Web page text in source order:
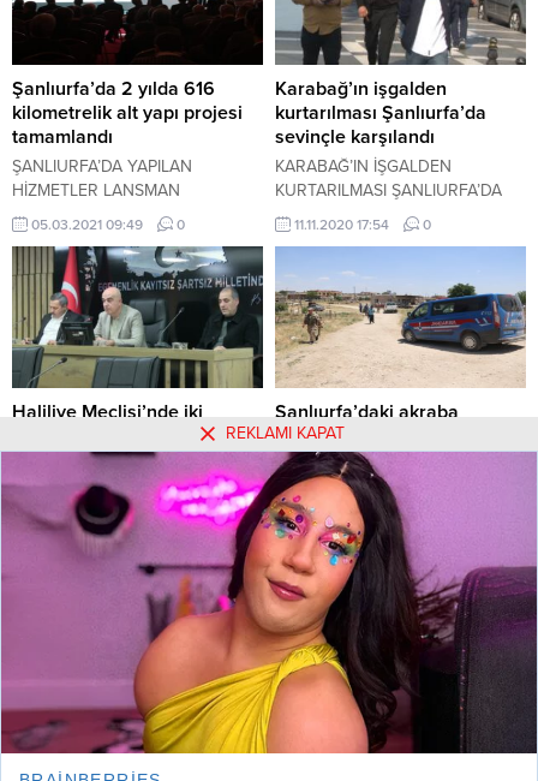
olarak Tasavvuf Müziği Konseri
düzenlendi. Şanlıurfa’nın sevilen
tasavvuf gruplarından olan Grup
Dergâh Üyelerinin Balıklıgöl Amfi
Tiyatroda verdiği...
Şanlıurfa’da 2 yılda 616
kilometrelik alt yapı projesi
tamamlandı
ŞANLIURFA’DA YAPILAN
HİZMETLER LANSMAN
TOPLANTISI İLE ANLATILDI
05.03.2021 09:49 0
Karabağ’ın işgalden
kurtarılması Şanlıurfa’da
sevinçle karşılandı
KARABAĞ’IN İŞGALDEN
KURTARILMASI ŞANLIURFA’DA
SEVİNÇLE KARŞILANDI
11.11.2020 17:54 0
Haliliye Meclisi’nde iki
önemli konu karara bağlandı
Haliliye Meclisi’nde iki önemli
konu karara bağlandı
09.02.2022 13:19 0
Şanlıurfa’daki akraba
kavgasına 4 tutuklama
Şanlıurfa'da akraba 2 grup
arasında çıkan ve bir kişinin
öldüğü, 4 kişinin yaralandığı silahlı
kavgaya ilişkin gözaltına alınan
biri muhtar 4 şüpheli tutuklandı.
18.06.2020 11:06
Kullanım Koşulları
Gizlilik Politikası Burçlar
Tüm Yazarlar
REKLAMI KAPAT